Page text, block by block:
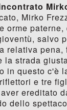
Mirko
orme paterne,
salvo
relativa pena,
la strada
in questo c'è
e tre
ereditato
dello